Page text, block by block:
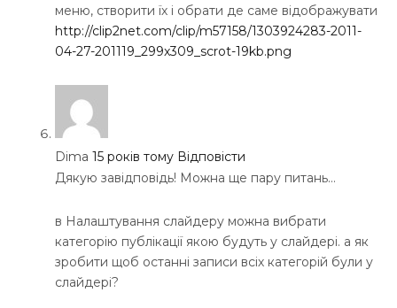
меню, створити їх і обрати де саме відображувати
http://clip2net.com/clip/m57158/1303924283-2011-
04-27-201119_299x309_scrot-19kb.png
Dima 15 років тому Відповісти
Дякую завідповідь! Можна ще пару питань…
в Налаштування слайдеру можна вибрати
категорію публікації якою будуть у слайдері. а як
зробити щоб останні записи всіх категорій були у
слайдері?